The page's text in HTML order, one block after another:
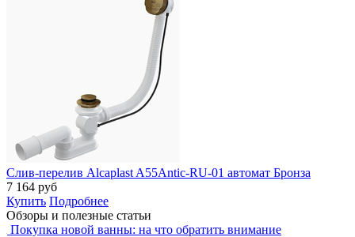
Слив-перелив Alcaplast A55Antic-RU-01 автомат Бронза
7 164 руб
Купить Подробнее
Обзоры и полезные статьи
Покупка новой ванны: на что обратить внимание